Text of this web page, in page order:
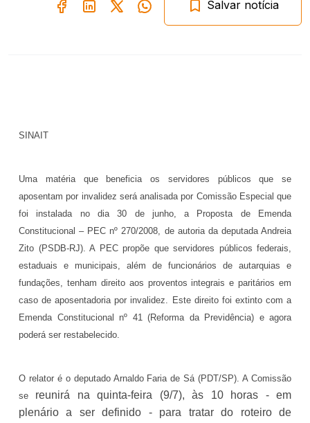
Salvar notícia
SINAIT
Uma matéria que beneficia os servidores públicos que se
aposentam por invalidez será analisada por Comissão Especial que
foi instalada no dia 30 de junho, a Proposta de Emenda
Constitucional – PEC nº 270/2008, de autoria da deputada Andreia
Zito (PSDB-RJ). A PEC propõe que servidores públicos federais,
estaduais e municipais, além de funcionários de autarquias e
fundações, tenham direito aos proventos integrais e paritários em
caso de aposentadoria por invalidez. Este direito foi extinto com a
Emenda Constitucional nº 41 (Reforma da Previdência) e agora
poderá ser restabelecido.
O relator é o deputado Arnaldo Faria de Sá (PDT/SP). A Comissão
se reunirá na quinta-feira (9/7), às 10 horas - em
plenário a ser definido - para tratar do roteiro de